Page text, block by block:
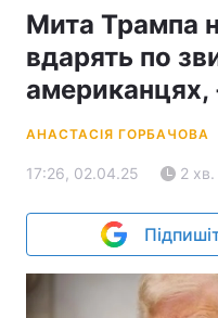
Мита Трампа
вдарять по
американцях,
АНАСТАСІЯ ГОРБАЧОВА
17:26, 02.04.25 2 хв.